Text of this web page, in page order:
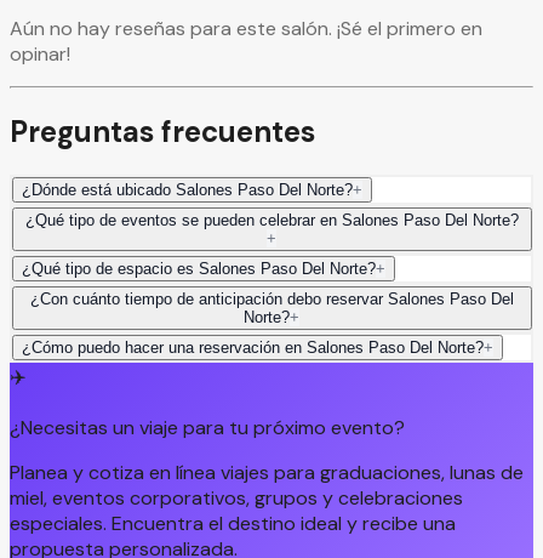
Aún no hay reseñas para este salón. ¡Sé el primero en
opinar!
Preguntas frecuentes
¿Dónde está ubicado Salones Paso Del Norte?+
¿Qué tipo de eventos se pueden celebrar en Salones Paso Del Norte?
+
¿Qué tipo de espacio es Salones Paso Del Norte?+
¿Con cuánto tiempo de anticipación debo reservar Salones Paso Del
Norte?+
¿Cómo puedo hacer una reservación en Salones Paso Del Norte?+
✈️
¿Necesitas un viaje para tu próximo evento?
Planea y cotiza en línea viajes para graduaciones, lunas de
miel, eventos corporativos, grupos y celebraciones
especiales. Encuentra el destino ideal y recibe una
propuesta personalizada.